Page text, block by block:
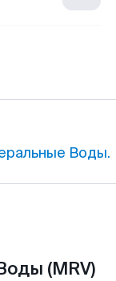
Воды.
(MRV)